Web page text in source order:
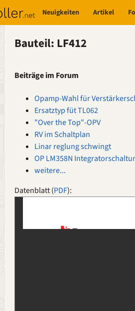
Neuigkeiten Artikel
Bauteil: LF412
Beiträge im Forum
Opamp-Wahl für
Ersatztyp füt TL062
"Over the Top"-OPV
RV im Schaltplan
Linar reglung schwingt
OP LM358N
weitere...
Datenblatt (PDF):